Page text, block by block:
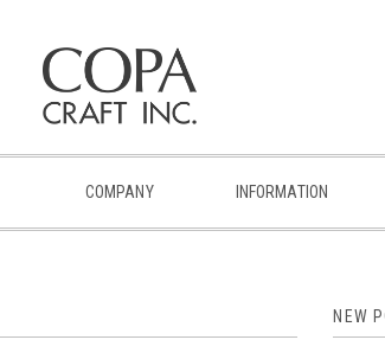
COMPANY INFORMATION
NEW